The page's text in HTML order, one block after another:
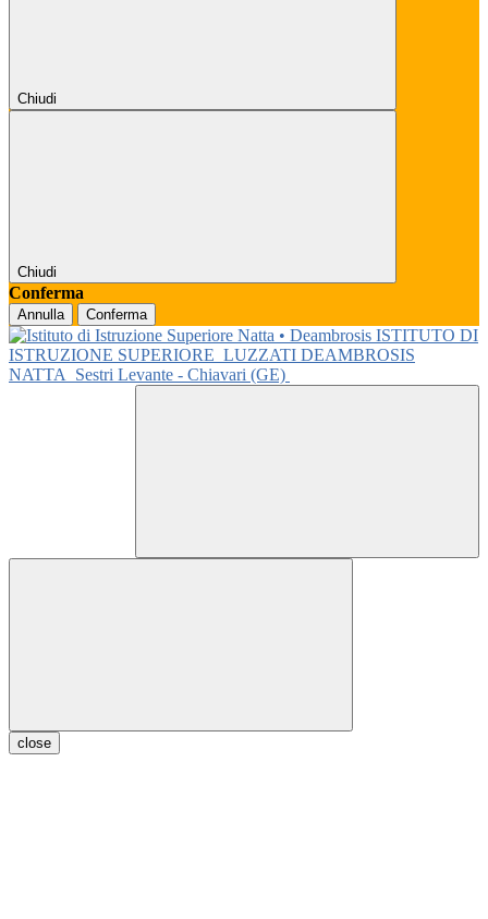
Chiudi
Chiudi
Conferma
Annulla Conferma
ISTITUTO DI
ISTRUZIONE SUPERIORE LUZZATI DEAMBROSIS
NATTA
Sestri Levante - Chiavari (GE)
close